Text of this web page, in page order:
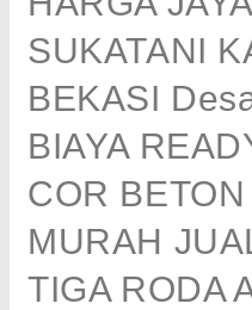
SUKATANI
BEKASI
BIAYA
COR
MURAH
TIGA RODA